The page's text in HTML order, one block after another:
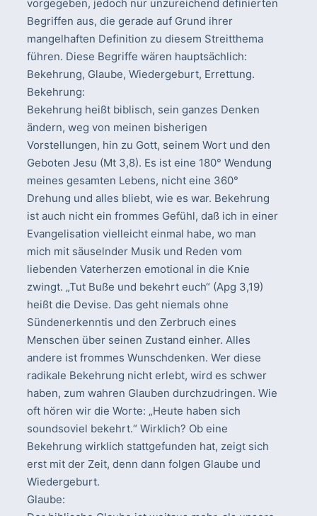
vorgegeben, jedoch nur unzureichend definierten
Begriffen aus, die gerade auf Grund ihrer
mangelhaften Definition zu diesem Streitthema
führen. Diese Begriffe wären hauptsächlich:
Bekehrung, Glaube, Wiedergeburt, Errettung.
Bekehrung:
Bekehrung heißt biblisch, sein ganzes Denken
ändern, weg von meinen bisherigen
Vorstellungen, hin zu Gott, seinem Wort und den
Geboten Jesu (Mt 3,8). Es ist eine 180° Wendung
meines gesamten Lebens, nicht eine 360°
Drehung und alles bliebt, wie es war. Bekehrung
ist auch nicht ein frommes Gefühl, daß ich in einer
Evangelisation vielleicht einmal habe, wo man
mich mit säuselnder Musik und Reden vom
liebenden Vaterherzen emotional in die Knie
zwingt. „Tut Buße und bekehrt euch“ (Apg 3,19)
heißt die Devise. Das geht niemals ohne
Sündenerkenntis und den Zerbruch eines
Menschen über seinen Zustand einher. Alles
andere ist frommes Wunschdenken. Wer diese
radikale Bekehrung nicht erlebt, wird es schwer
haben, zum wahren Glauben durchzudringen. Wie
oft hören wir die Worte: „Heute haben sich
soundsoviel bekehrt.“ Wirklich? Ob eine
Bekehrung wirklich stattgefunden hat, zeigt sich
erst mit der Zeit, denn dann folgen Glaube und
Wiedergeburt.
Glaube: